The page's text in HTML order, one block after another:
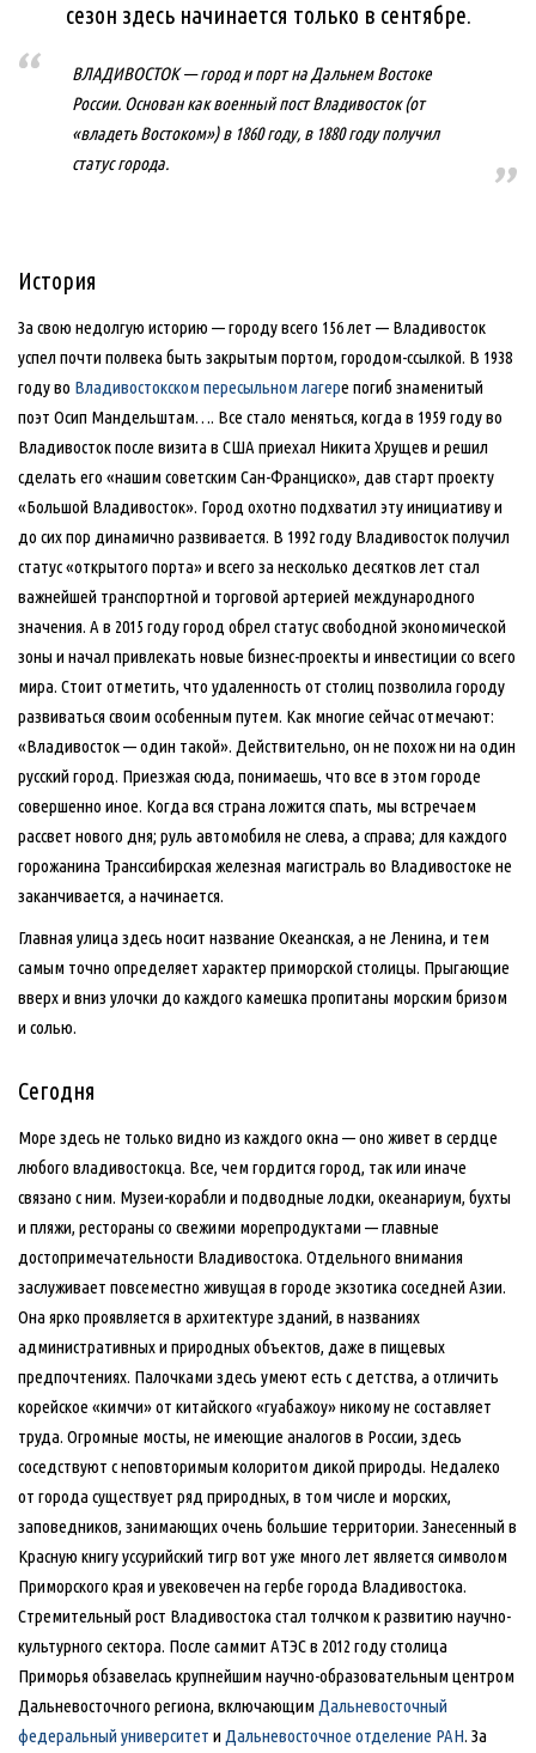
сезон здесь начинается только в сентябре.
ВЛАДИВОСТОК — город и порт на Дальнем Востоке
России. Основан как военный пост Владивосток (от
«владеть Востоком») в 1860 году, в 1880 году получил
статус города.
История
За свою недолгую историю — городу всего 156 лет — Владивосток
успел почти полвека быть закрытым портом, городом-ссылкой. В 1938
году во Владивостокском пересыльном лагере погиб знаменитый
поэт Осип Мандельштам…. Все стало меняться, когда в 1959 году во
Владивосток после визита в США приехал Никита Хрущев и решил
сделать его «нашим советским Сан-Франциско», дав старт проекту
«Большой Владивосток». Город охотно подхватил эту инициативу и
до сих пор динамично развивается. В 1992 году Владивосток получил
статус «открытого порта» и всего за несколько десятков лет стал
важнейшей транспортной и торговой артерией международного
значения. А в 2015 году город обрел статус свободной экономической
зоны и начал привлекать новые бизнес-проекты и инвестиции со всего
мира. Стоит отметить, что удаленность от столиц позволила городу
развиваться своим особенным путем. Как многие сейчас отмечают:
«Владивосток — один такой». Действительно, он не похож ни на один
русский город. Приезжая сюда, понимаешь, что все в этом городе
совершенно иное. Когда вся страна ложится спать, мы встречаем
рассвет нового дня; руль автомобиля не слева, а справа; для каждого
горожанина Транссибирская железная магистраль во Владивостоке не
заканчивается, а начинается.
Главная улица здесь носит название Океанская, а не Ленина, и тем
самым точно определяет характер приморской столицы. Прыгающие
вверх и вниз улочки до каждого камешка пропитаны морским бризом
и солью.
Сегодня
Море здесь не только видно из каждого окна — оно живет в сердце
любого владивостокца. Все, чем гордится город, так или иначе
связано с ним. Музеи-корабли и подводные лодки, океанариум, бухты
и пляжи, рестораны со свежими морепродуктами — главные
достопримечательности Владивостока. Отдельного внимания
заслуживает повсеместно живущая в городе экзотика соседней Азии.
Она ярко проявляется в архитектуре зданий, в названиях
административных и природных объектов, даже в пищевых
предпочтениях. Палочками здесь умеют есть с детства, а отличить
корейское «кимчи» от китайского «гуабажоу» никому не составляет
труда. Огромные мосты, не имеющие аналогов в России, здесь
соседствуют с неповторимым колоритом дикой природы. Недалеко
от города существует ряд природных, в том числе и морских,
заповедников, занимающих очень большие территории. Занесенный в
Красную книгу уссурийский тигр вот уже много лет является символом
Приморского края и увековечен на гербе города Владивостока.
Стремительный рост Владивостока стал толчком к развитию научно-
культурного сектора. После саммит АТЭС в 2012 году столица
Приморья обзавелась крупнейшим научно-образовательным центром
Дальневосточного региона, включающим Дальневосточный
федеральный университет и Дальневосточное отделение РАН. За